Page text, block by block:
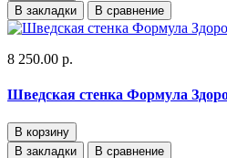
В закладки
В сравнение
8 250.00 р.
Шведская стенка Формула
В корзину
В закладки
В сравнение